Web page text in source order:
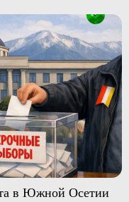
в Южной Осетии